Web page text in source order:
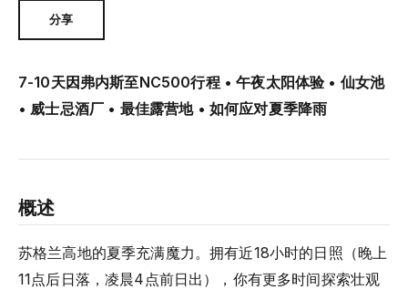
分享
7-10天因弗内斯至NC500行程 • 午夜太阳体验 • 仙女池
• 威士忌酒厂 • 最佳露营地 • 如何应对夏季降雨
概述
苏格兰高地的夏季充满魔力。拥有近18小时的日照（晚上
11点后日落，凌晨4点前日出），你有更多时间探索壮观